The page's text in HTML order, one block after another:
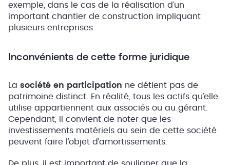
exemple, dans le cas de la réalisation d’un
important chantier de construction impliquant
plusieurs entreprises.
Inconvénients de cette forme juridique
La société en participation ne détient pas de
patrimoine distinct. En réalité, tous les actifs qu’elle
utilise appartiennent aux associés ou au gérant.
Cependant, il convient de noter que les
investissements matériels au sein de cette société
peuvent faire l’objet d’amortissements.
De plus, il est important de souligner que la